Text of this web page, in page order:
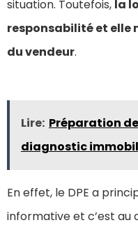
situation. Toutefois, la
responsabilité et elle
du vendeur.
Lire: Préparation
diagnostic
En effet, le DPE a
informative et c’est au